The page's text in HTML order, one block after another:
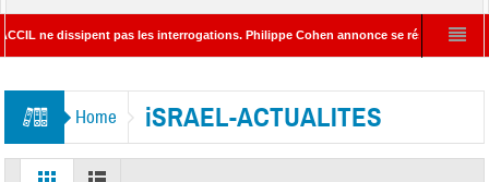
pas les interrogations. Philippe Cohen annonce se réserver le droit de
Home iSRAEL-ACTUALITES